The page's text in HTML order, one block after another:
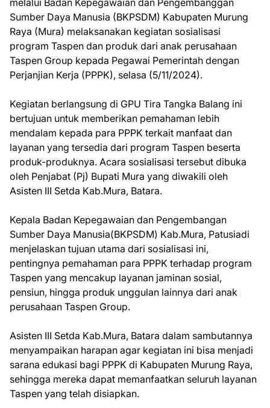
melalui Badan Kepegawaian dan Pengembanggan
Sumber Daya Manusia (BKPSDM) Kabupaten Murung
Raya (Mura) melaksanakan kegiatan sosialisasi
program Taspen dan produk dari anak perusahaan
Taspen Group kepada Pegawai Pemerintah dengan
Perjanjian Kerja (PPPK), selasa (5/11/2024).
Kegiatan berlangsung di GPU Tira Tangka Balang ini
bertujuan untuk memberikan pemahaman lebih
mendalam kepada para PPPK terkait manfaat dan
layanan yang tersedia dari program Taspen beserta
produk-produknya. Acara sosialisasi tersebut dibuka
oleh Penjabat (Pj) Bupati Mura yang diwakili oleh
Asisten III Setda Kab.Mura, Batara.
Kepala Badan Kepegawaian dan Pengembangan
Sumber Daya Manusia(BKPSDM) Kab.Mura, Patusiadi
menjelaskan tujuan utama dari sosialisasi ini,
pentingnya pemahaman para PPPK terhadap program
Taspen yang mencakup layanan jaminan sosial,
pensiun, hingga produk unggulan lainnya dari anak
perusahaan Taspen Group.
Asisten III Setda Kab.Mura, Batara dalam sambutannya
menyampaikan harapan agar kegiatan ini bisa menjadi
sarana edukasi bagi PPPK di Kabupaten Murung Raya,
sehingga mereka dapat memanfaatkan seluruh layanan
Taspen yang telah disiapkan.